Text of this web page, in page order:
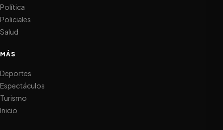
Política
Policiales
Salud
MÁS
Deportes
Espectáculos
Turismo
Inicio